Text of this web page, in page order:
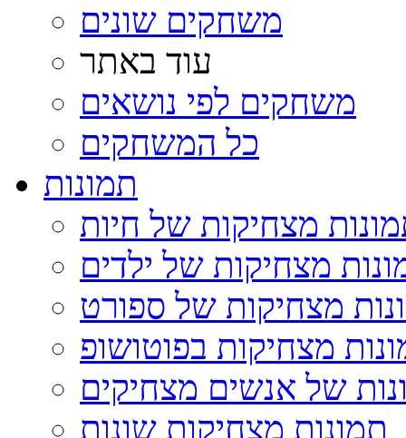
משחקים שונים
עוד באתר
משחקים לפי נושאים
כל המשחקים
תמונות
מצחיקות של חיות
מצחיקות של ילדים
מצחיקות של ספורט
מצחיקות בפוטושופ
של אנשים מצחיקים
תמונות מצחיקות שונות